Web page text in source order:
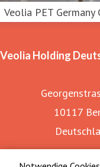
Veolia PET Germany
Veolia Holding
10117